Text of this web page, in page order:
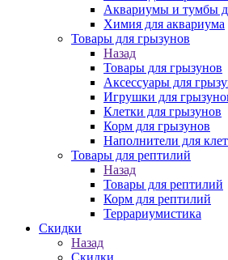
Аквариумы и тумбы
Химия для аквариума
Товары для грызунов
Назад
Товары для грызунов
Аксессуары для
Игрушки для
Клетки для грызунов
Корм для грызунов
Наполнители для
Товары для рептилий
Назад
Товары для рептилий
Корм для рептилий
Террариумистика
Скидки
Назад
Скидки